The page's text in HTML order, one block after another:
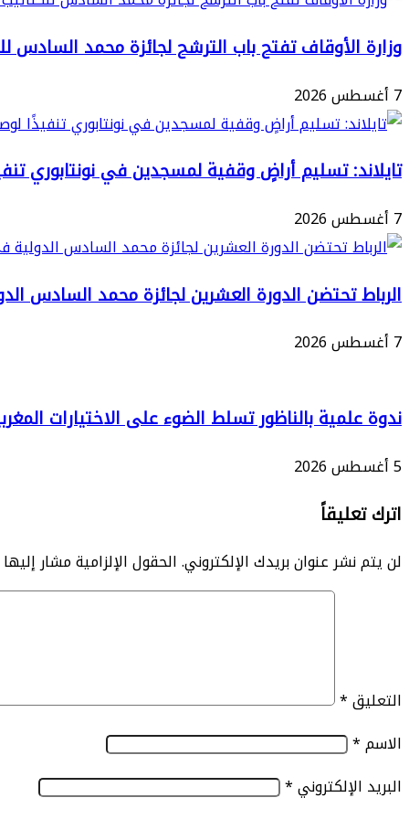
بدار
الحديث
برسم
الموسم
الجامعي
2026
حفظ
الأربعين
والنسب
الشريف
بالسنة
الهجرية
الجديدة
وزارة الأوقاف تفتح باب الترشح لجائزة محمد السادس
7 أغسطس 2026
تايلاند: تسليم أراضٍ وقفية لمسجدين في نونتابوري
7 أغسطس 2026
الرباط تحتضن الدورة العشرين لجائزة محمد السادس
7 أغسطس 2026
ندوة علمية بالناظور تسلط الضوء على الاختيارات
5 أغسطس 2026
اترك تعليقاً
لن يتم نشر عنوان بريدك الإلكتروني.الحقول الإلزامية مشار إليها
التعليق*
الاسم*
البريد الإلكتروني*